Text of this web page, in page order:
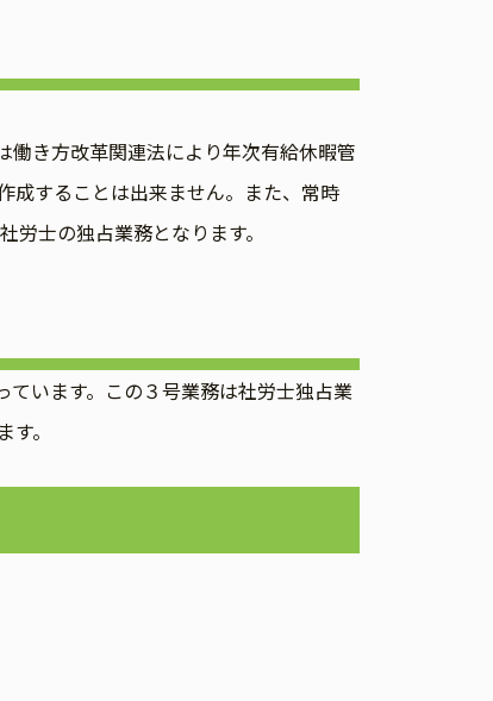
き方改革関連法により年次有給休暇管
成することは出来ません。また、常時
士の独占業務となります。
います。この３号業務は社労士独占業
。